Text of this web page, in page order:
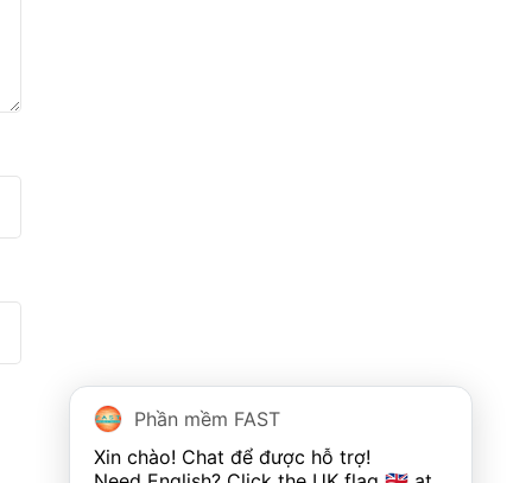
Phần mềm FAST
Xin chào! Chat để được hỗ trợ!